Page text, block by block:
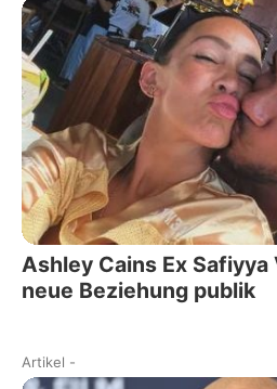
Ashley Cains Ex
neue Beziehung publik
Artikel -